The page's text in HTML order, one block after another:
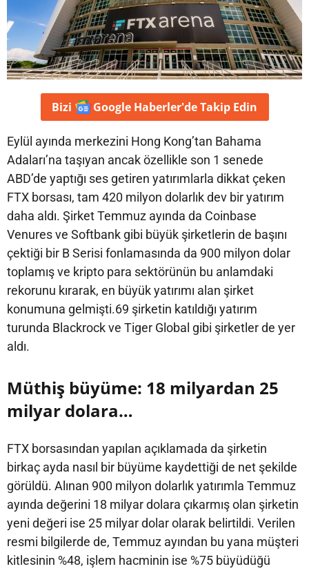
Bizi Google Haberler'deTakip Edin
Eylül ayında merkezini Hong Kong’tan Bahama
Adaları’na taşıyan ancak özellikle son 1 senede
ABD’de yaptığı ses getiren yatırımlarla dikkat çeken
FTX borsası, tam 420 milyon dolarlık dev bir yatırım
daha aldı. Şirket Temmuz ayında da Coinbase
Venures ve Softbank gibi büyük şirketlerin de başını
çektiği bir B Serisi fonlamasında da 900 milyon dolar
toplamış ve kripto para sektörünün bu anlamdaki
rekorunu kırarak, en büyük yatırımı alan şirket
konumuna gelmişti.69 şirketin katıldığı yatırım
turunda Blackrock ve Tiger Global gibi şirketler de yer
aldı.
Müthiş büyüme: 18 milyardan 25
milyar dolara…
FTX borsasından yapılan açıklamada da şirketin
birkaç ayda nasıl bir büyüme kaydettiği de net şekilde
görüldü. Alınan 900 milyon dolarlık yatırımla Temmuz
ayında değerini 18 milyar dolara çıkarmış olan şirketin
yeni değeri ise 25 milyar dolar olarak belirtildi. Verilen
resmi bilgilerde de, Temmuz ayından bu yana müşteri
kitlesinin %48, işlem hacminin ise %75 büyüdüğü